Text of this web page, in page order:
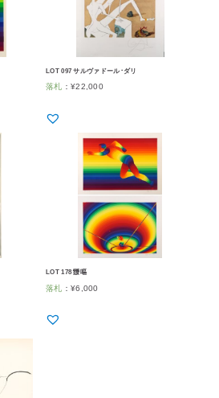
LOT 097 サルヴァドール･ダリ
落札 ： ¥22,000
LOT 178 靉嘔
落札 ： ¥6,000